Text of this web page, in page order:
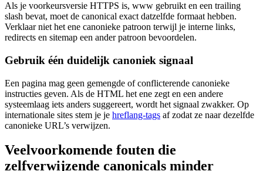
Als je voorkeursversie HTTPS is, www gebruikt en een trailing
slash bevat, moet de canonical exact datzelfde formaat hebben.
Verklaar niet het ene canonieke patroon terwijl je interne links,
redirects en sitemap een ander patroon bevoordelen.
Gebruik één duidelijk canoniek signaal
Een pagina mag geen gemengde of conflicterende canonieke
instructies geven. Als de HTML het ene zegt en een andere
systeemlaag iets anders suggereert, wordt het signaal zwakker. Op
internationale sites stem je je hreflang-tags af zodat ze naar dezelfde
canonieke URL’s verwijzen.
Veelvoorkomende fouten die
zelfverwijzende canonicals minder